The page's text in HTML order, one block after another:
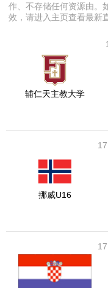
作、不存储任何资源由。
效，请进入主页查看最新
辅仁天主教大学
挪威U16